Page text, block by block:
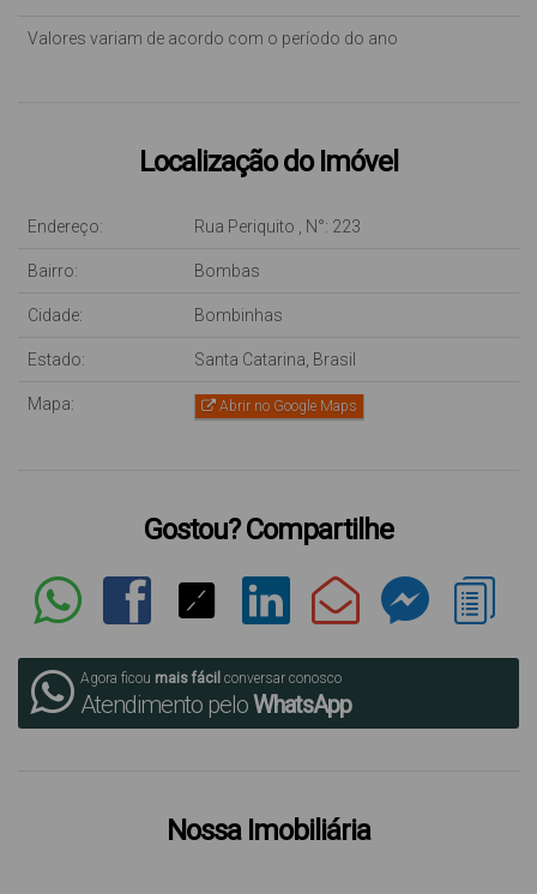
Valores variam de acordo com o período do ano
Localização do Imóvel
Endereço: Rua Periquito , N°: 223
Bairro: Bombas
Cidade: Bombinhas
Estado: Santa Catarina, Brasil
Mapa: Abrir no Google Maps
Gostou? Compartilhe
Agora ficou mais fácil conversar conosco
Atendimento peloWhatsApp
Nossa Imobiliária